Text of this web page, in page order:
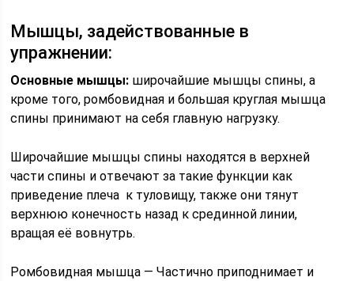
Мышцы, задействованные в
упражнении:
Основные мышцы: широчайшие мышцы спины, а
кроме того, ромбовидная и большая круглая мышца
спины принимают на себя главную нагрузку.
Широчайшие мышцы спины находятся в верхней
части спины и отвечают за такие функции как
приведение плеча к туловищу, также они тянут
верхнюю конечность назад к срединной линии,
вращая её вовнутрь.
Ромбовидная мышца — Частично приподнимает и